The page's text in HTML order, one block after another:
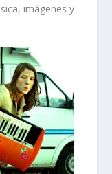
imágenes y